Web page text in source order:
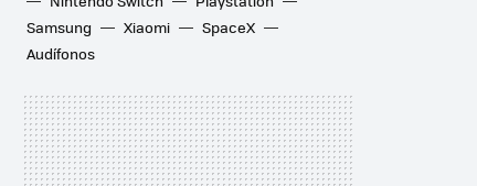
Samsung
Xiaomi
SpaceX
Audífonos